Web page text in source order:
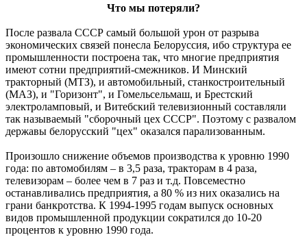
Что мы потеряли?
После развала СССР самый большой урон от разрыва
экономических связей понесла Белоруссия, ибо структура ее
промышленности построена так, что многие предприятия
имеют сотни предприятий-смежников. И Минский
тракторный (МТЗ), и автомобильный, станкостроительный
(МАЗ), и "Горизонт", и Гомельсельмаш, и Брестский
электроламповый, и Витебский телевизионный составляли
так называемый "сборочный цех СССР". Поэтому с развалом
державы белорусский "цех" оказался парализованным.
Произошло снижение объемов производства к уровню 1990
года: по автомобилям – в 3,5 раза, тракторам в 4 раза,
телевизорам – более чем в 7 раз и т.д. Повсеместно
останавливались предприятия, а 80 % из них оказались на
грани банкротства. К 1994-1995 годам выпуск основных
видов промышленной продукции сократился до 10-20
процентов к уровню 1990 года.